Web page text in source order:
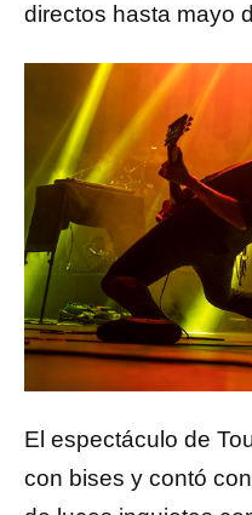
directos hasta mayo
El espectáculo de
con bises y contó